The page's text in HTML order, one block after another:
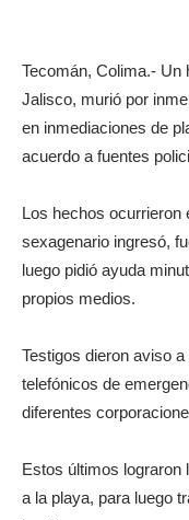
Tecomán, Colima.- Un
Jalisco, murió por
en inmediaciones de
acuerdo a fuentes
Los hechos ocurrieron
sexagenario ingresó,
luego pidió ayuda
propios medios.
Testigos dieron aviso
telefónicos de
diferentes
Estos últimos lograron
a la playa, para luego